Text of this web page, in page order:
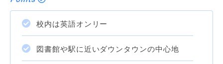
校内は英語オンリー
図書館や駅に近いダウンタウンの中心地